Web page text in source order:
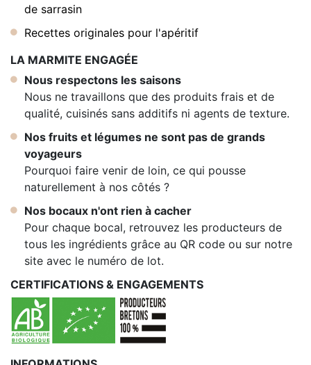
de sarrasin
Recettes originales pour l'apéritif
LA MARMITE ENGAGÉE
Nous respectons les saisons
Nous ne travaillons que des produits frais et de
qualité, cuisinés sans additifs ni agents de texture.
Nos fruits et légumes ne sont pas de grands
voyageurs
Pourquoi faire venir de loin, ce qui pousse
naturellement à nos côtés ?
Nos bocaux n'ont rien à cacher
Pour chaque bocal, retrouvez les producteurs de
tous les ingrédients grâce au QR code ou sur notre
site avec le numéro de lot.
CERTIFICATIONS & ENGAGEMENTS